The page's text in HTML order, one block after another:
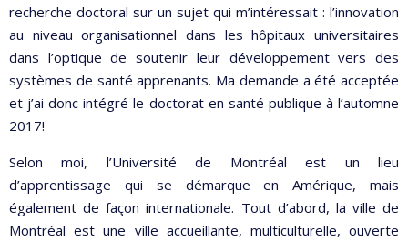
recherche doctoral sur un sujet qui m’intéressait : l’innovation
au niveau organisationnel dans les hôpitaux universitaires
dans l’optique de soutenir leur développement vers des
systèmes de santé apprenants. Ma demande a été acceptée
et j’ai donc intégré le doctorat en santé publique à l’automne
2017!
Selon moi, l’Université de Montréal est un lieu
d’apprentissage qui se démarque en Amérique, mais
également de façon internationale. Tout d’abord, la ville de
Montréal est une ville accueillante, multiculturelle, ouverte